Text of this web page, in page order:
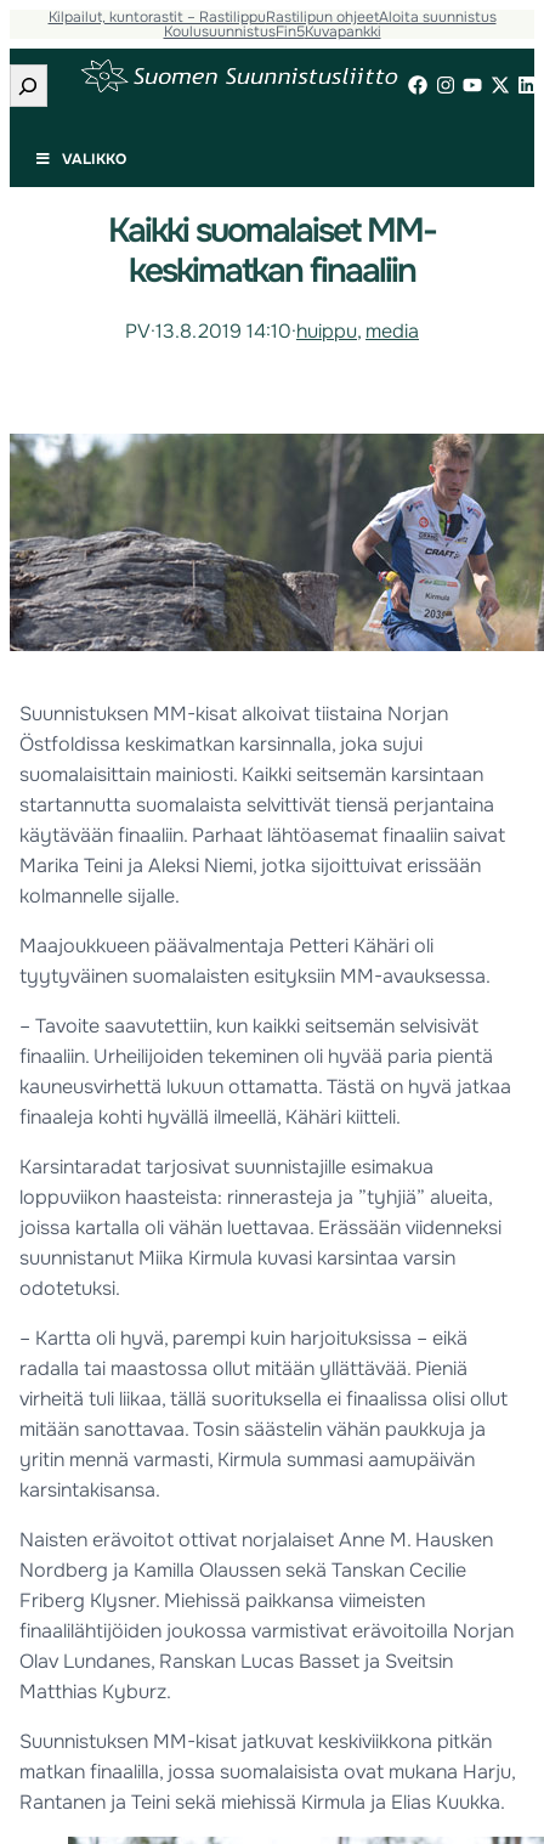
Kilpailut, kuntorastit – RastilippuRastilipun ohjeetAloita suunnistus
KoulusuunnistusFin5Kuvapankki
Etsi
VALIKKO
Kaikki suomalaiset MM-
keskimatkan finaaliin
PV·13.8.2019 14:10·huippu, media
Suunnistuksen MM-kisat alkoivat tiistaina Norjan
Östfoldissa keskimatkan karsinnalla, joka sujui
suomalaisittain mainiosti. Kaikki seitsemän karsintaan
startannutta suomalaista selvittivät tiensä perjantaina
käytävään finaaliin. Parhaat lähtöasemat finaaliin saivat
Marika Teini ja Aleksi Niemi, jotka sijoittuivat erissään
kolmannelle sijalle.
Maajoukkueen päävalmentaja Petteri Kähäri oli
tyytyväinen suomalaisten esityksiin MM-avauksessa.
– Tavoite saavutettiin, kun kaikki seitsemän selvisivät
finaaliin. Urheilijoiden tekeminen oli hyvää paria pientä
kauneusvirhettä lukuun ottamatta. Tästä on hyvä jatkaa
finaaleja kohti hyvällä ilmeellä, Kähäri kiitteli.
Karsintaradat tarjosivat suunnistajille esimakua
loppuviikon haasteista: rinnerasteja ja ”tyhjiä” alueita,
joissa kartalla oli vähän luettavaa. Erässään viidenneksi
suunnistanut Miika Kirmula kuvasi karsintaa varsin
odotetuksi.
– Kartta oli hyvä, parempi kuin harjoituksissa – eikä
radalla tai maastossa ollut mitään yllättävää. Pieniä
virheitä tuli liikaa, tällä suorituksella ei finaalissa olisi ollut
mitään sanottavaa. Tosin säästelin vähän paukkuja ja
yritin mennä varmasti, Kirmula summasi aamupäivän
karsintakisansa.
Naisten erävoitot ottivat norjalaiset Anne M. Hausken
Nordberg ja Kamilla Olaussen sekä Tanskan Cecilie
Friberg Klysner. Miehissä paikkansa viimeisten
finaalilähtijöiden joukossa varmistivat erävoitoilla Norjan
Olav Lundanes, Ranskan Lucas Basset ja Sveitsin
Matthias Kyburz.
Suunnistuksen MM-kisat jatkuvat keskiviikkona pitkän
matkan finaalilla, jossa suomalaisista ovat mukana Harju,
Rantanen ja Teini sekä miehissä Kirmula ja Elias Kuukka.